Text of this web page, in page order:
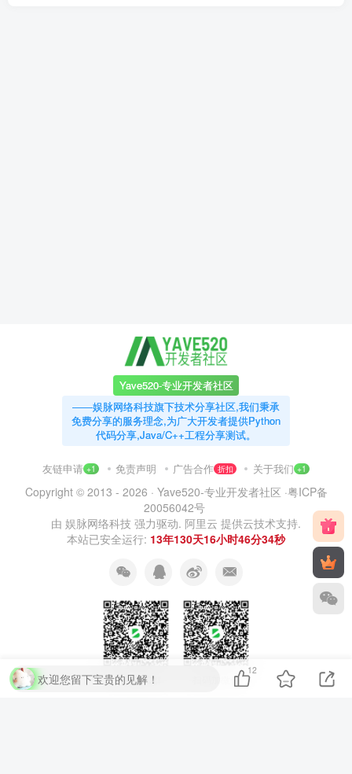
Yave520-专业开发者社区
——娱脉网络科技旗下技术分享社区,我们秉承
免费分享的服务理念,为广大开发者提供Python
代码分享,Java/C++工程分享测试。
友链申请 +1 免责声明 广告合作 折扣 关于我们 +1
Copyright © 2013 - 2026 · Yave520-专业开发者社区 ·粤ICP备
20056042号
由 娱脉网络科技 强力驱动. 阿里云 提供云技术支持.
本站已安全运行: 13年130天16小时46分35秒
扫码加QQ群 扫码加微信
欢迎您留下宝贵的见解！
12